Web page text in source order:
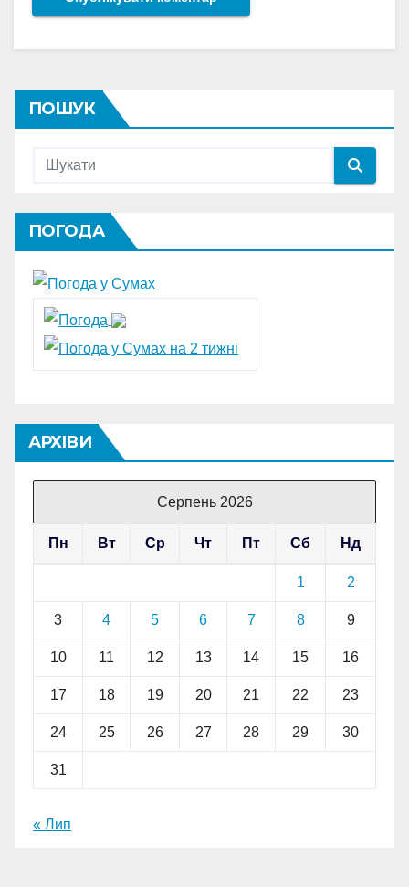
ПОШУК
ПОГОДА
АРХІВИ
Серпень 2026
Пн Вт Ср Чт Пт Сб Нд
1 2
3 4 5 6 7 8 9
10 11 12 13 14 15 16
17 18 19 20 21 22 23
24 25 26 27 28 29 30
31
« Лип